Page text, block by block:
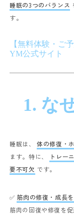
睡眠の3つのバランス
す。
【無料体験・ご
YM公式サイト
1. な
睡眠は、体の修復・
ます。特に、
トレー
要不可欠 です。
✅ 筋肉の修復・成長
筋肉の回復や修復を